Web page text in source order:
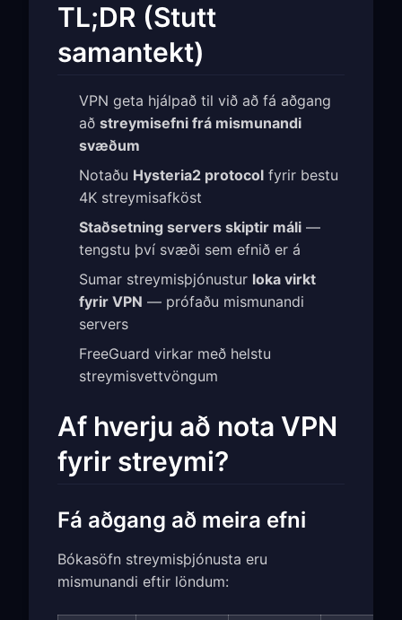
TL;DR (Stutt
samantekt)
VPN geta hjálpað til við að fá aðgang
að streymisefni frá mismunandi
svæðum
Notaðu Hysteria2 protocol fyrir bestu
4K streymisafköst
Staðsetning servers skiptir máli —
tengstu því svæði sem efnið er á
Sumar streymisþjónustur loka virkt
fyrir VPN — prófaðu mismunandi
servers
FreeGuard virkar með helstu
streymisvettvöngum
Af hverju að nota VPN
fyrir streymi?
Fá aðgang að meira efni
Bókasöfn streymisþjónusta eru
mismunandi eftir löndum: